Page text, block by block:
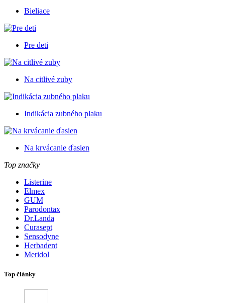
Bieliace
Pre deti
Na citlivé zuby
Indikácia zubného plaku
Na krvácanie ďasien
Top značky
Listerine
Elmex
GUM
Parodontax
Dr.Landa
Curasept
Sensodyne
Herbadent
Meridol
Top články